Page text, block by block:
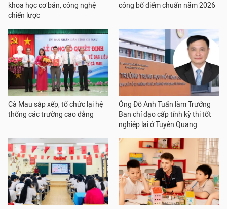
khoa học cơ bản, công nghệ
chiến lược
công bố điểm chuẩn năm 2026
Cà Mau sắp xếp, tổ chức lại hệ
thống các trường cao đẳng
Ông Đỗ Anh Tuấn làm Trưởng
Ban chỉ đạo cấp tỉnh kỳ thi tốt
nghiệp lại ở Tuyên Quang